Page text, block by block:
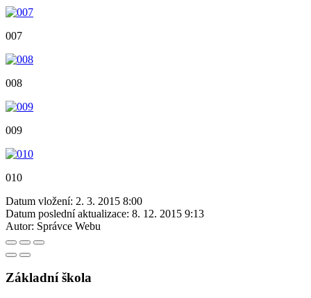
007
008
009
010
Datum vložení: 2. 3. 2015 8:00
Datum poslední aktualizace: 8. 12. 2015 9:13
Autor: Správce Webu
Základní škola